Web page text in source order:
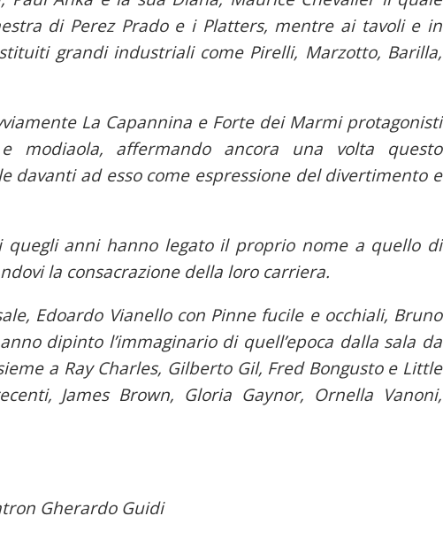
di Perez Prado e i Platters, mentre ai tavoli e in
grandi industriali come Pirelli, Marzotto, Barilla,
La Capannina e Forte dei Marmi protagonisti
modiaola, affermando ancora una volta questo
davanti ad esso come espressione del divertimento e
anni hanno legato il proprio nome a quello di
la consacrazione della loro carriera.
Edoardo Vianello con Pinne fucile e occhiali, Bruno
dipinto l’immaginario di quell’epoca dalla sala da
a Ray Charles, Gilberto Gil, Fred Bongusto e Little
James Brown, Gloria Gaynor, Ornella Vanoni,
Gherardo Guidi